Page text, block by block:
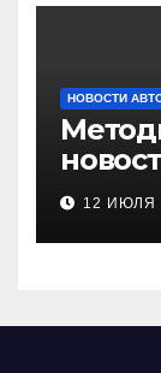
НОВОСТИ
12 ИЮЛЯ